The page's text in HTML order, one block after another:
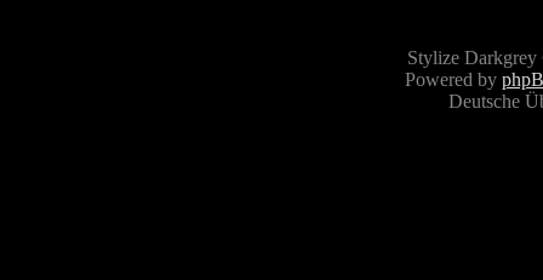
Stylize
Powered by
Deutsche